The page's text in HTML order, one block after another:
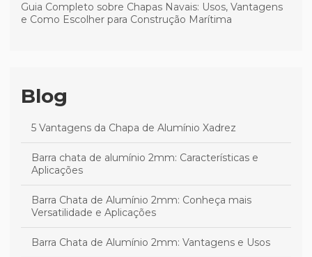
Guia Completo sobre Chapas Navais: Usos, Vantagens
e Como Escolher para Construção Marítima
Blog
5 Vantagens da Chapa de Alumínio Xadrez
Barra chata de alumínio 2mm: Características e
Aplicações
Barra Chata de Alumínio 2mm: Conheça mais
Versatilidade e Aplicações
Barra Chata de Alumínio 2mm: Vantagens e Usos